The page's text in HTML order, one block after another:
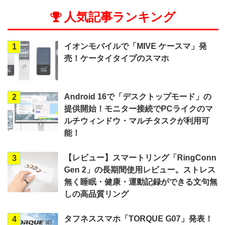
人気記事ランキング
1
イオンモバイルで「MIVE ケースマ」発
売！ケータイタイプのスマホ
2
Android 16で「デスクトップモード」の
提供開始！モニター接続でPCライクのマ
ルチウィンドウ・マルチタスクが利用可
能！
3
【レビュー】スマートリング「RingConn
Gen 2」の長期間使用レビュー。ストレス
無く睡眠・健康・運動記録ができる文句無
しの高品質リング
4
タフネススマホ「TORQUE G07」発表！